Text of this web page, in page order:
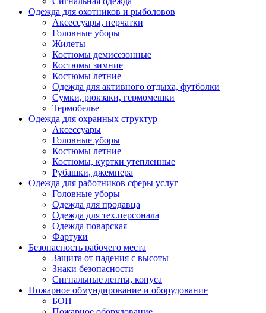
Одежда для охотников и рыболовов
Аксессуары, перчатки
Головные уборы
Жилеты
Костюмы демисезонные
Костюмы зимние
Костюмы летние
Одежда для активного отдыха, футболки
Сумки, рюкзаки, гермомешки
Термобелье
Одежда для охранных структур
Аксессуары
Головные уборы
Костюмы летние
Костюмы, куртки утепленные
Рубашки, джемпера
Одежда для работников сферы услуг
Головные уборы
Одежда для продавца
Одежда для тех.персонала
Одежда поварская
Фартуки
Безопасность рабочего места
Защита от падения с высоты
Знаки безопасности
Сигнальные ленты, конуса
Пожарное обмундирование и оборудование
БОП